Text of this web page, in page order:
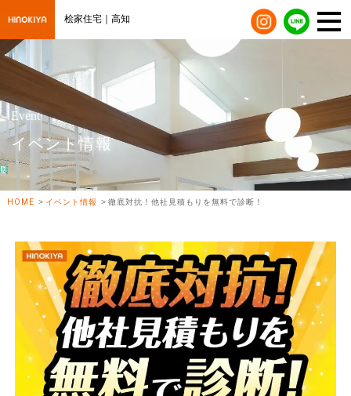
桧家住宅｜高知
Event
イベント情報
HOME イベント情報 徹底対抗！他社見積もりを無料で診断！